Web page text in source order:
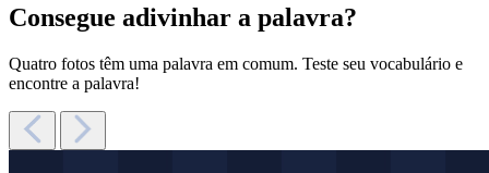
Consegue adivinhar a palavra?
Quatro fotos têm uma palavra em comum. Teste seu vocabulário e
encontre a palavra!